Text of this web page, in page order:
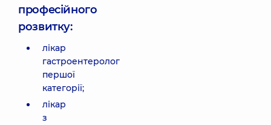
професійного
розвитку:
лікар
гастроентеролог
першої
категорії;
лікар
з